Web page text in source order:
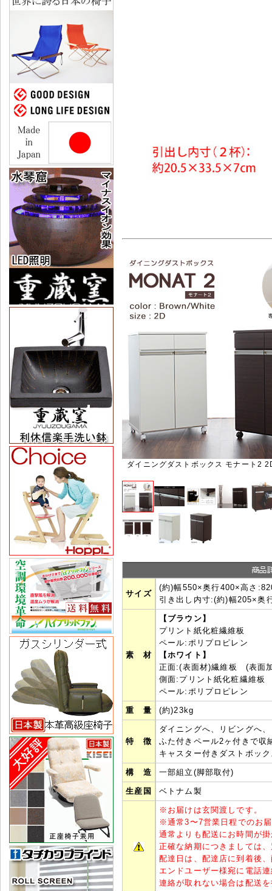
ダイニングダストボックス モナート2
サイズ
(約)幅550×奥行400×高さ
引き出し内寸:(約)幅205×奥
素 材
【ブラウン】
プリント紙化粧繊維板
ペール:ポリプロピレン
【ホワイト】
正面:(表面材)繊維板 (表面
側面:プリント紙化粧繊維板
ペール:ポリプロピレン
重 量 (約)23kg
特 徴
ダイニングへ、リビングへ
ふた付きペール2ヶ付きで収
キャスター付きダストボッ
構 造 一部組立(脚部取付)
生産国 ベトナム製
※ お届けは玄関渡しです。
※通常3〜7営業日程でのお
通常よりも配送にお時間が
正確な納期につきましては
配達日は、配達店に到着後
エンドユーザー様宛に電話
連絡が取れない場合は配送